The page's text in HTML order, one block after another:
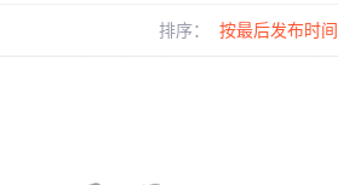
排序： 按最后发布时间